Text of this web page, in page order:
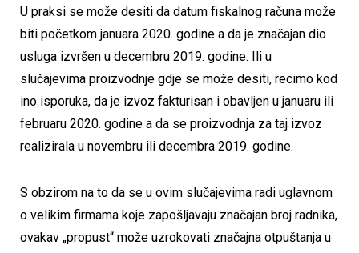
U praksi se može desiti da datum fiskalnog računa može
biti početkom januara 2020. godine a da je značajan dio
usluga izvršen u decembru 2019. godine. Ili u
slučajevima proizvodnje gdje se može desiti, recimo kod
ino isporuka, da je izvoz fakturisan i obavljen u januaru ili
februaru 2020. godine a da se proizvodnja za taj izvoz
realizirala u novembru ili decembra 2019. godine.
S obzirom na to da se u ovim slučajevima radi uglavnom
o velikim firmama koje zapošljavaju značajan broj radnika,
ovakav „propust“ može uzrokovati značajna otpuštanja u